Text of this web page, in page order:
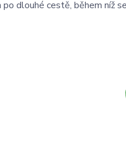
dlouhé cestě, během níž